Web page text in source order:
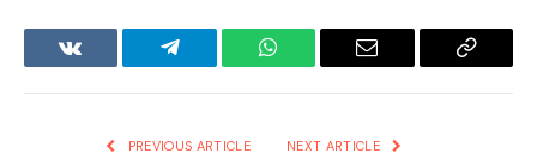
VKontakteTelegram WhatsApp Email
Copy
PREVIOUS ARTICLE NEXT ARTICLE